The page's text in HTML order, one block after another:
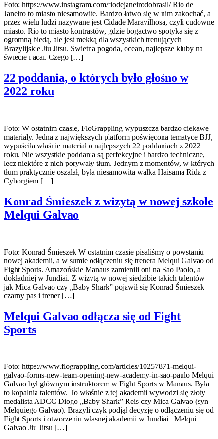
Foto: https://www.instagram.com/riodejaneirodobrasil/ Rio de
Janeiro to miasto niesamowite. Bardzo łatwo się w nim zakochać, a
przez wielu ludzi nazywane jest Cidade Maravilhosa, czyli cudowne
miasto. Rio to miasto kontrastów, gdzie bogactwo spotyka się z
ogromną biedą, ale jest mekką dla wszystkich trenujących
Brazylijskie Jiu Jitsu. Świetna pogoda, ocean, najlepsze kluby na
świecie i acai. Czego […]
22 poddania, o których było głośno w
2022 roku
Foto: W ostatnim czasie, FloGrappling wypuszcza bardzo ciekawe
materiały. Jedna z największych platform poświęcona tematyce BJJ,
wypuściła właśnie materiał o najlepszych 22 poddaniach z 2022
roku. Nie wszystkie poddania są perfekcyjne i bardzo techniczne,
lecz niektóre z nich porywały tłum. Jednym z momentów, w których
tłum praktycznie oszalał, była niesamowita walka Haisama Rida z
Cyborgiem […]
Konrad Śmieszek z wizytą w nowej szkole
Melqui Galvao
Foto: Konrad Śmieszek W ostatnim czasie pisaliśmy o powstaniu
nowej akademii, a w sumie odłączeniu się trenera Melqui Galvao od
Fight Sports. Amazońskie Manaus zamienili oni na Sao Paolo, a
dokładniej w Jundiai. Z wizytą w nowej siedzibie takich talentów
jak Mica Galvao czy „Baby Shark” pojawił się Konrad Śmieszek –
czarny pas i trener […]
Melqui Galvao odłącza się od Fight
Sports
Foto: https://www.flograppling.com/articles/10257871-melqui-
galvao-forms-new-team-opening-new-academy-in-sao-paulo Melqui
Galvao był głównym instruktorem w Fight Sports w Manaus. Była
to kopalnia talentów. To właśnie z tej akademii wywodzi się złoty
medalista ADCC Diogo „Baby Shark” Reis czy Mica Galvao (syn
Melquiego Galvao). Brazylijczyk podjął decyzję o odłączeniu się od
Fight Sports i otworzeniu własnej akademii w Jundiai. Melqui
Galvao Jiu Jitsu […]